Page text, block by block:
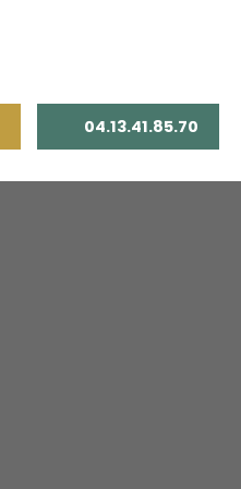
04.13.41.85.70